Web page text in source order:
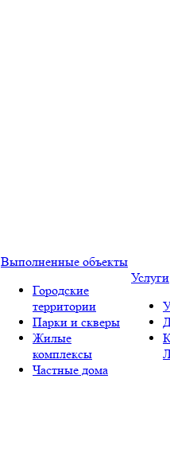
Выполненные объекты
Городские
территории
Парки и скверы
Жилые
комплексы
Частные дома
Услуги